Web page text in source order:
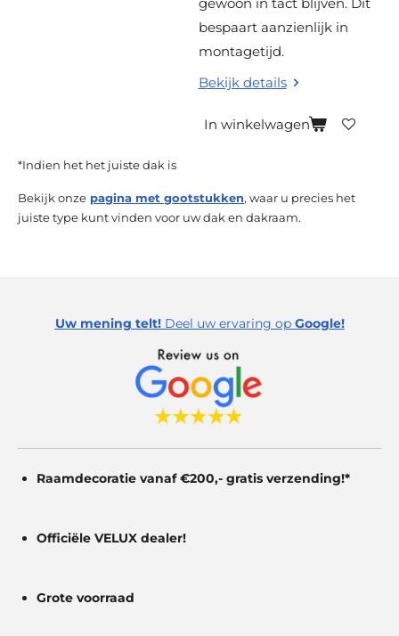
bespaart aanzienlijk in
montagetijd.
Bekijk details
In winkelwagen
*Indien het het juiste dak is
Bekijk onze pagina met gootstukken, waar u precies het
juiste type kunt vinden voor uw dak en dakraam.
Uw mening telt! Deel uw ervaring op Google!
Raamdecoratie vanaf €200,- gratis verzending!*
Officiële VELUX dealer!
Grote voorraad